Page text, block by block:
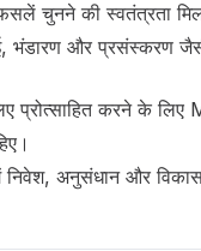
चुनने की स्वतंत्रता
भंडारण और प्रसंस्करण
करने के लिए
निवेश, अनुसंधान और